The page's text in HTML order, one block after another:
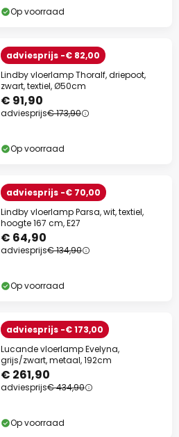
Op voorraad
adviesprijs -€ 82,00
Lindby vloerlamp Thoralf, driepoot,
zwart, textiel, Ø50cm
€ 91,90
adviesprijs€ 173,90
Op voorraad
adviesprijs -€ 70,00
Lindby vloerlamp Parsa, wit, textiel,
hoogte 167 cm, E27
€ 64,90
adviesprijs€ 134,90
Op voorraad
adviesprijs -€ 173,00
Lucande vloerlamp Evelyna,
grijs/zwart, metaal, 192cm
€ 261,90
adviesprijs€ 434,90
Op voorraad